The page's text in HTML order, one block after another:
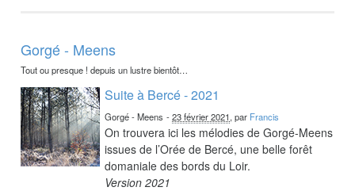
Gorgé - Meens
Tout ou presque ! depuis un lustre bientôt…
Suite à Bercé - 2021
Gorgé - Meens -23 février 2021, par Francis
On trouvera ici les mélodies de Gorgé-Meens
issues de l’Orée de Bercé, une belle forêt
domaniale des bords du Loir.
Version 2021